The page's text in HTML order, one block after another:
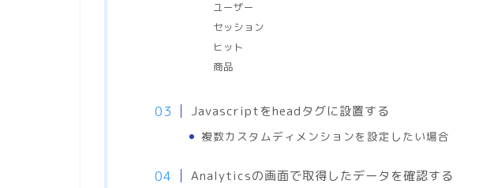
ユーザー
セッション
ヒット
商品
Javascriptをheadタグに設置する
複数カスタムディメンションを設定したい場合
Analyticsの画面で取得したデータを確認する